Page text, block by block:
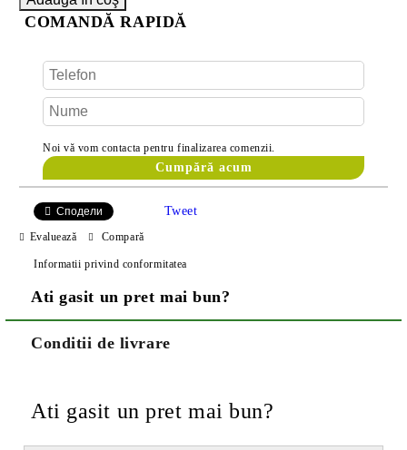
COMANDĂ RAPIDĂ
Noi vă vom contacta pentru finalizarea comenzii.
Сподели Tweet
Evaluează Compară
Informatii privind conformitatea
Ati gasit un pret mai bun?
Conditii de livrare
Ati gasit un pret mai bun?